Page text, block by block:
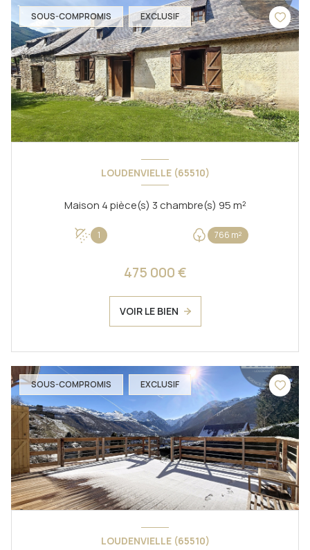
SOUS-COMPROMIS EXCLUSIF
LOUDENVIELLE (65510)
Maison 4 pièce(s) 3 chambre(s) 95 m²
1 766 m²
475 000 €
VOIR LE BIEN
SOUS-COMPROMIS EXCLUSIF
LOUDENVIELLE (65510)